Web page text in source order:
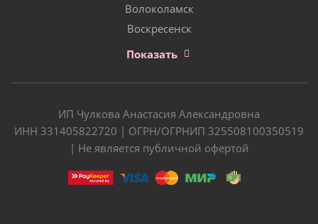
Волоколамск
Воскресенск
Показать
ИП Чулкова Анастасия Александровна
ИНН 331405822720 | ОГРН/ОГРНИП 325508100350519
| Не является публичной офертой